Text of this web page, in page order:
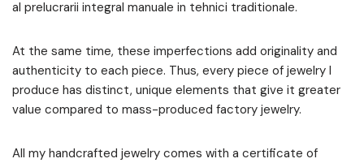
al prelucrarii integral manuale in tehnici traditionale.
At the same time, these imperfections add originality and
authenticity to each piece. Thus, every piece of jewelry I
produce has distinct, unique elements that give it greater
value compared to mass-produced factory jewelry.
All my handcrafted jewelry comes with a certificate of